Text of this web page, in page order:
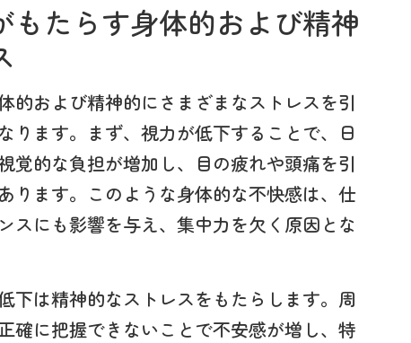
もたらす身体的および精神
的および精神的にさまざまなストレスを引
ります。まず、視力が低下することで、日
覚的な負担が増加し、目の疲れや頭痛を引
ります。このような身体的な不快感は、仕
スにも影響を与え、集中力を欠く原因とな
下は精神的なストレスをもたらします。周
確に把握できないことで不安感が増し、特